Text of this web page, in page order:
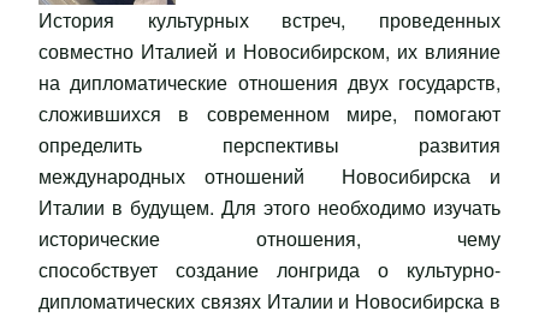
История культурных встреч, проведенных
совместно Италией и Новосибирском, их влияние
на дипломатические отношения двух государств,
сложившихся в современном мире, помогают
определить перспективы развития
международных отношений Новосибирска и
Италии в будущем. Для этого необходимо изучать
исторические отношения, чему
способствует создание лонгрида о культурно-
дипломатических связях Италии и Новосибирска в